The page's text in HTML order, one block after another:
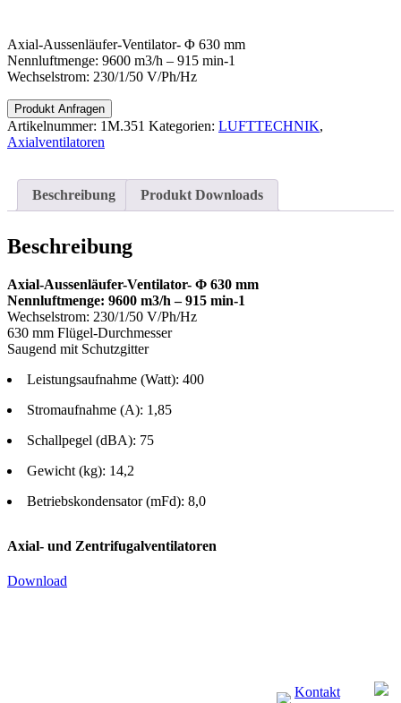
Axial-Aussenläufer-Ventilator- Φ 630 mm
Nennluftmenge: 9600 m3/h – 915 min-1
Wechselstrom: 230/1/50 V/Ph/Hz
Produkt Anfragen
Artikelnummer: 1M.351 Kategorien: LUFTTECHNIK,
Axialventilatoren
Beschreibung Produkt Downloads
Beschreibung
Axial-Aussenläufer-Ventilator- Φ 630 mm
Nennluftmenge: 9600 m3/h – 915 min-1
Wechselstrom: 230/1/50 V/Ph/Hz
630 mm Flügel-Durchmesser
Saugend mit Schutzgitter
Leistungsaufnahme (Watt): 400
Stromaufnahme (A): 1,85
Schallpegel (dBA): 75
Gewicht (kg): 14,2
Betriebskondensator (mFd): 8,0
Axial- und Zentrifugalventilatoren
Download
Kontakt